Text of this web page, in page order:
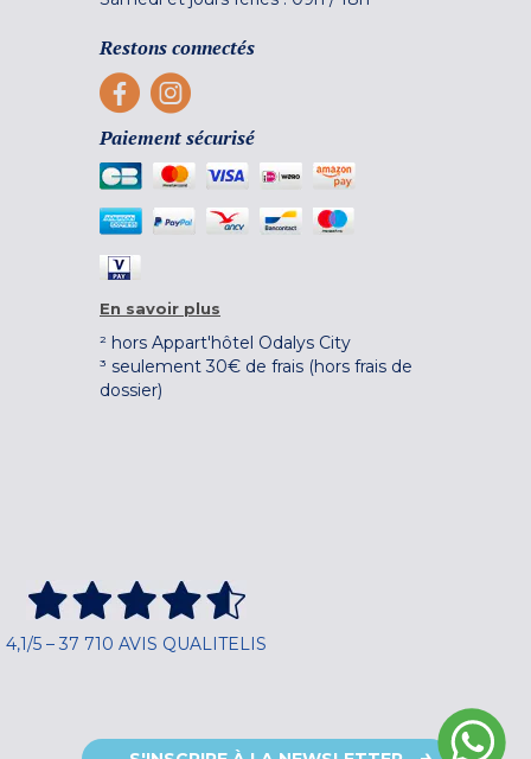
Restons connectés
Paiement sécurisé
En savoir plus
² hors Appart'hôtel Odalys City
³ seulement 30€ de frais (hors frais de
dossier)
4,1/5 – 37 710 AVIS QUALITELIS